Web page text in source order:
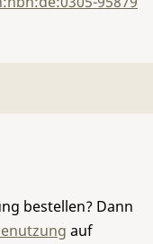
bestellen? Dann
auf